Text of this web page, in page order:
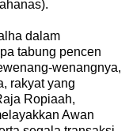
dalam
tabung pencen
wenangnya,
rakyat yang
Ropiaah,
Awan